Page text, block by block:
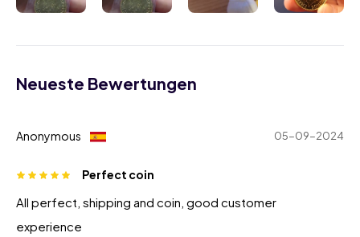
Neueste Bewertungen
Anonymous 05-09-2024
Perfect coin
All perfect, shipping and coin, good customer
experience